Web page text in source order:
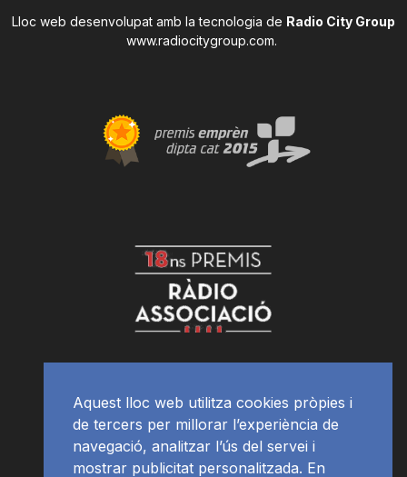
Lloc web desenvolupat amb la tecnologia de Radio City Group
www.radiocitygroup.com.
Aquest lloc web utilitza cookies pròpies i
de tercers per millorar l’experiència de
navegació, analitzar l’ús del servei i
mostrar publicitat personalitzada. En